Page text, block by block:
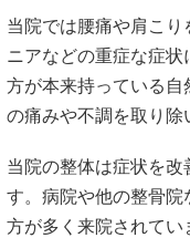
当院では腰痛や肩こ
ニアなどの重症な症
方が本来持っている
の痛みや不調を取り除
当院の整体は症状を改
す。病院や他の整骨院
方が多く来院されてい